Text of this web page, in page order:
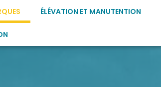
ÉLÉVATION ET MANUTENTION